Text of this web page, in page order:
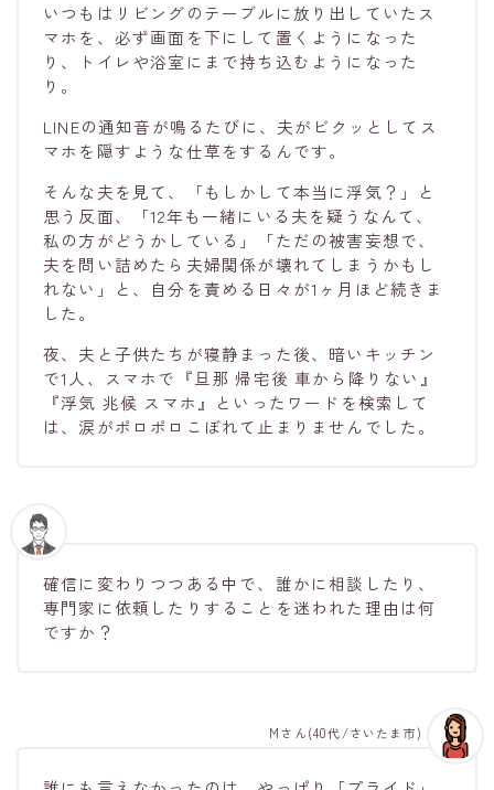
いつもはリビングのテーブルに放り出していたス
マホを、必ず画面を下にして置くようになった
り、トイレや浴室にまで持ち込むようになった
り。
LINEの通知音が鳴るたびに、夫がビクッとしてス
マホを隠すような仕草をするんです。
そんな夫を見て、「もしかして本当に浮気？」と
思う反面、「12年も一緒にいる夫を疑うなんて、
私の方がどうかしている」「ただの被害妄想で、
夫を問い詰めたら夫婦関係が壊れてしまうかもし
れない」と、自分を責める日々が1ヶ月ほど続きま
した。
夜、夫と子供たちが寝静まった後、暗いキッチン
で1人、スマホで『旦那 帰宅後 車から降りない』
『浮気 兆候 スマホ』といったワードを検索して
は、涙がポロポロこぼれて止まりませんでした。
確信に変わりつつある中で、誰かに相談したり、
専門家に依頼したりすることを迷われた理由は何
ですか？
Mさん(40代/さいたま市)